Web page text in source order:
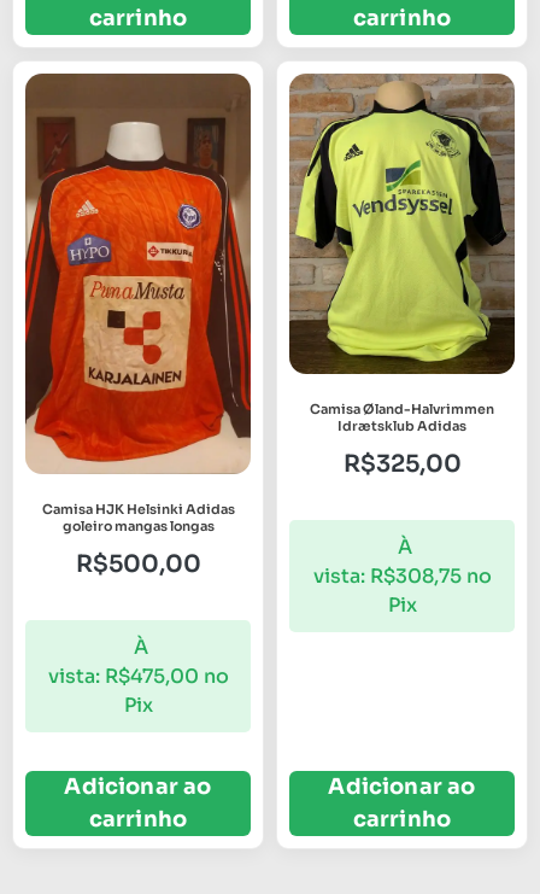
carrinho
carrinho
Camisa HJK Helsinki Adidas
goleiro mangas longas
R$500,00
À
vista: R$475,00 no
Pix
Adicionar ao
carrinho
Camisa Øland-Halvrimmen
Idrætsklub Adidas
R$325,00
À
vista: R$308,75 no
Pix
Adicionar ao
carrinho